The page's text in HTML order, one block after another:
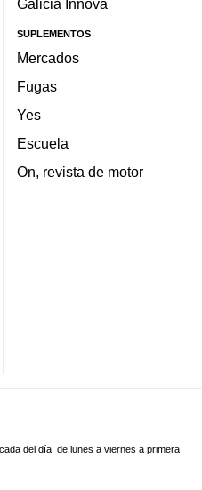
SUPLEMENTOS
Mercados
Fugas
Yes
Escuela
On, revista de motor
del día, de lunes a viernes a primera